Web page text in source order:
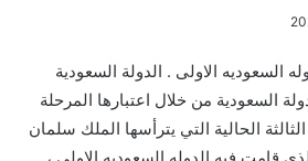
السعوديه الاولى . الدولة السعودية
السعودية من خلال اعتبارها المرحلة
الحالية التي يترأسها الملك سلمان